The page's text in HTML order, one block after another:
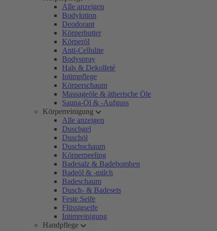
Alle anzeigen
Bodylotion
Deodorant
Körperbutter
Körperöl
Anti-Cellulite
Bodyspray
Hals & Dekolleté
Intimpflege
Körperschaum
Massageöle & ätherische Öle
Sauna-Öl & -Aufguss
Körperreinigung
Alle anzeigen
Duschgel
Duschöl
Duschschaum
Körperpeeling
Badesalz & Badebomben
Badeöl & -milch
Badeschaum
Dusch- & Badesets
Feste Seife
Flüssigseife
Intimreinigung
Handpflege